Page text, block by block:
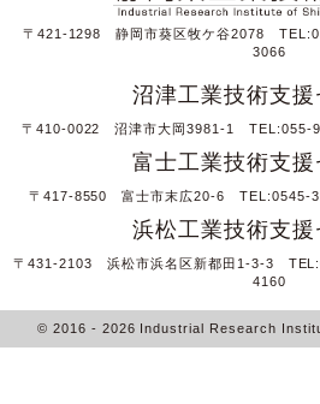
〒421-1298 静岡市葵区牧ケ谷2078
3066
沼津工業技術支援
〒410-0022 沼津市大岡3981-1 TEL:055-
富士工業技術支援
〒417-8550 富士市末広20-6 TEL:0545-
浜松工業技術支援
〒431-2103 浜松市浜名区新都田1-3-3
4160
© 2016 - 2026 Industrial Research